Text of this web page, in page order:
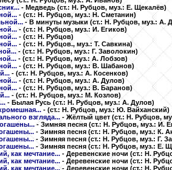
- Медведь (ст.: Н. Рубцов, муз.: Е. Щекалёв)
- (ст.: Н. Рубцов, муз.: Н. Сметанин)
- В минуты музыки (ст.: Н. Рубцов, муз.: А.
- (ст.: Н. Рубцов, муз.: И. Егиков)
- (ст.: Н. Рубцов)
- (ст.: Н. Рубцов., муз.: Т. Савкина)
- (ст.: Н. Рубцов, муз.: Г. Заволокин)
- (ст.: Н. Рубцов, муз.: А. Лобзов)
- (ст.: Н. Рубцов, муз.: В. Шабанов)
- (ст.: Н. Рубцов, муз.: А. Косенков)
- (ст.: Н. Рубцов, муз.: А. Дулов)
- (ст.: Н. Рубцов, муз.: В. Баранов)
- (ст.: Н. Рубцов, муз.: М. Козлов)
- Былая Русь (ст.: Н. Рубцов, муз.: А. Дулов)
- (ст.: Н. Рубцов, муз.: Ю. Вайханский)
взгляда... - Жёлтый цвет (ст.: Н. Рубцов,
- Зимняя песня (ст.: Н. Рубцов, муз.: И.
- Зимняя песня (ст.: Н. Рубцов, муз.: К.
- Зимняя песня (ст.: Н. Рубцов, муз.: Г.
- Зимняя песня (ст.: Н. Рубцов, муз.: Е.
как мечтание... - Деревенские ночи (ст.: Н.
как мечтание... - Деревенские ночи (ст.: Н.
как мечтание... - Деревенские ночи (ст.: Н.